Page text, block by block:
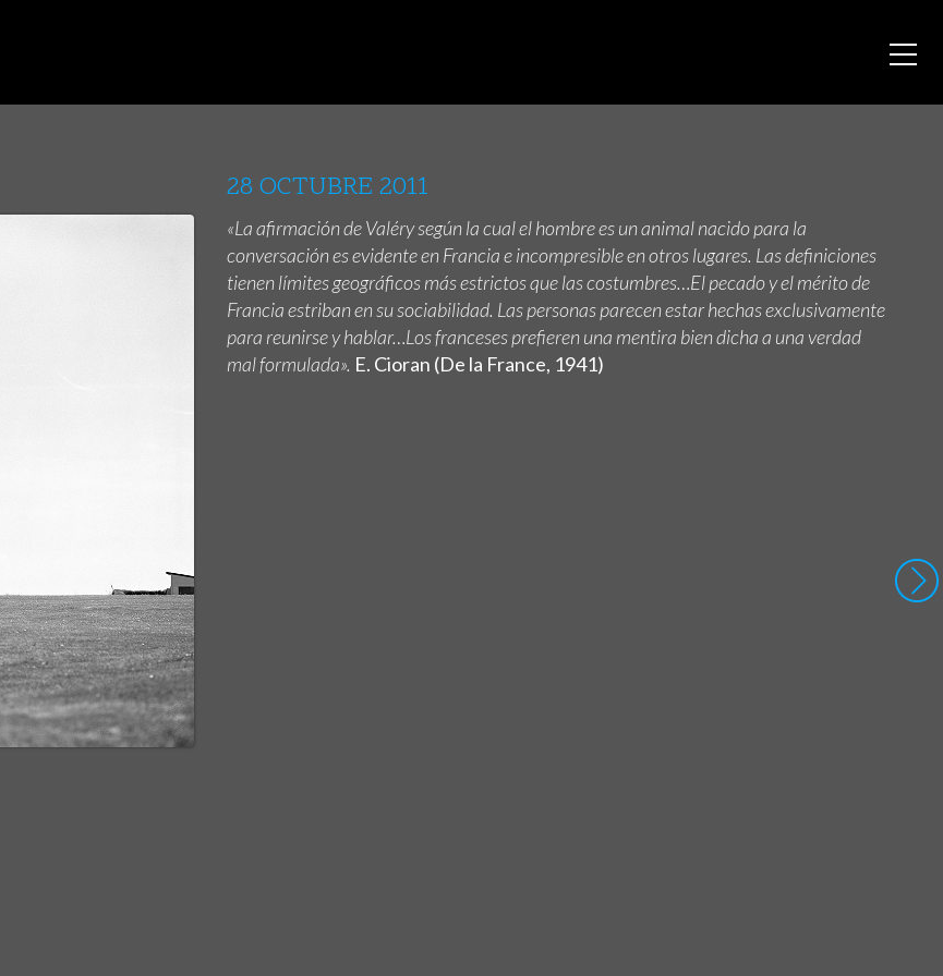
28 OCTUBRE 2011
«La afirmación de Valéry según la cual el hombre es un animal nacido para la
conversación es evidente en Francia e incompresible en otros lugares. Las definiciones
tienen límites geográficos más estrictos que las costumbres…El pecado y el mérito de
Francia estriban en su sociabilidad. Las personas parecen estar hechas exclusivamente
para reunirse y hablar…Los franceses prefieren una mentira bien dicha a una verdad
mal formulada». E. Cioran (De la France, 1941)